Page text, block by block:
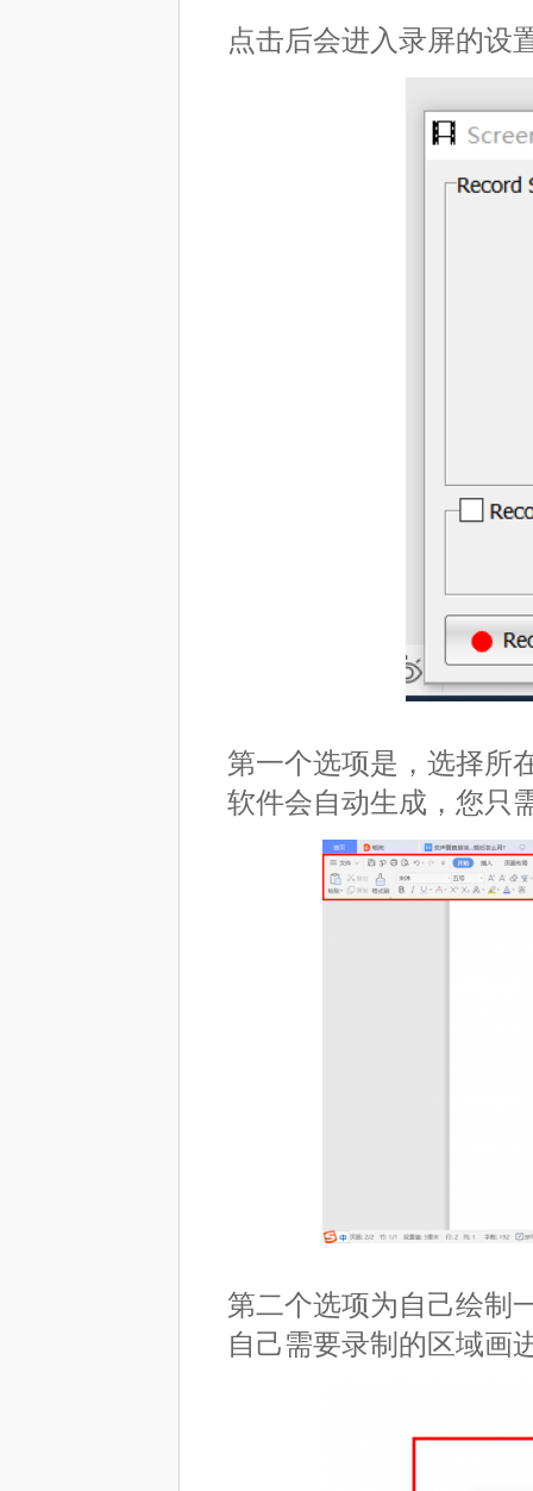
点击后会进入录屏的设
第一个选项是，选择所
软件会自动生成，您只
第二个选项为自己绘制
自己需要录制的区域画